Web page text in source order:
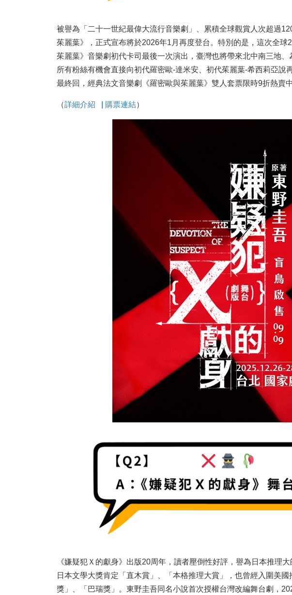
被譽為「二十一世紀最偉大流行音樂劇」、累積全球觀賞人次超過
茱麗葉》，正式宣布將於2026年1月再度登台。特別的是，這次全球
茱麗葉》音樂劇初代卡司最後一次演出，臺灣也將帶來北中南三地
所有粉絲有機會直接向初代羅密歐-達米安、初代茱麗葉-希西莉亞說
最終回，經典法文音樂劇《羅密歐與茱麗葉》雙人套票限時9折熱賣中
（詳細介紹 購票連結）
《嫌疑犯Ｘ的獻身》出版20周年，讀者壓倒性好評，譽為日本推理
日本文學大獎肯定「直木賞」、「本格推理大賞」，也曾經入圍美
獎」、「巴瑞獎」。東野圭吾同名小說首次授權台灣改編舞台劇，